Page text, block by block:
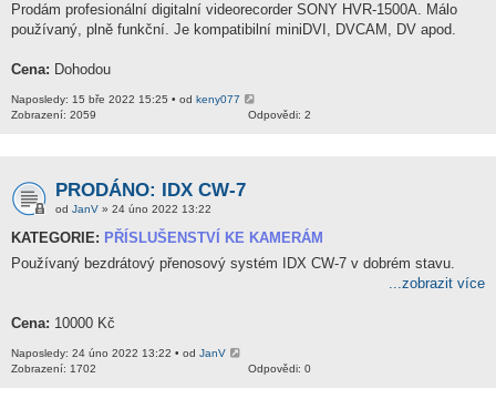
Prodám profesionální digitalní videorecorder SONY HVR-1500A. Málo
používaný, plně funkční. Je kompatibilní miniDVI, DVCAM, DV apod.
Cena: Dohodou
Naposledy: 15 bře 2022 15:25 • od keny077
Odpovědi: 2
Zobrazení: 2059
PRODÁNO: IDX CW-7
od JanV » 24 úno 2022 13:22
KATEGORIE: PŘÍSLUŠENSTVÍ KE KAMERÁM
Používaný bezdrátový přenosový systém IDX CW-7 v dobrém stavu.
...zobrazit více
Cena: 10000 Kč
Naposledy: 24 úno 2022 13:22 • od JanV
Odpovědi: 0
Zobrazení: 1702